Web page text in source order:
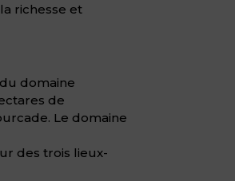
richesse et
domaine
de
Le domaine
des trois lieux-